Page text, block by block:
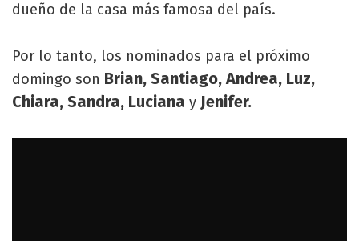
dueño de la casa más famosa del país.
Por lo tanto, los nominados para el próximo
domingo son Brian, Santiago, Andrea, Luz,
Chiara, Sandra, Luciana y Jenifer.